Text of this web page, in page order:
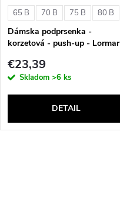
65 B 70 B 75 B 80 B
Dámska podprsenka -
korzetová - push-up - Lormar
€23,39
Skladom >6 ks
DETAIL